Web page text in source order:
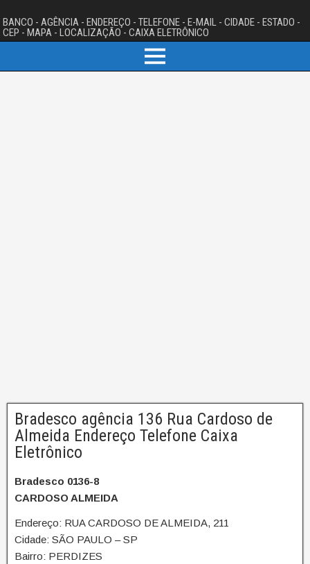
BANCO - AGÊNCIA - ENDEREÇO - TELEFONE - E-MAIL - CIDADE - ESTADO -
CEP - MAPA - LOCALIZAÇÃO - CAIXA ELETRÔNICO
Bradesco agência 136 Rua Cardoso de
Almeida Endereço Telefone Caixa
Eletrônico
Bradesco 0136-8
CARDOSO ALMEIDA
Endereço: RUA CARDOSO DE ALMEIDA, 211
Cidade: SÃO PAULO – SP
Bairro: PERDIZES